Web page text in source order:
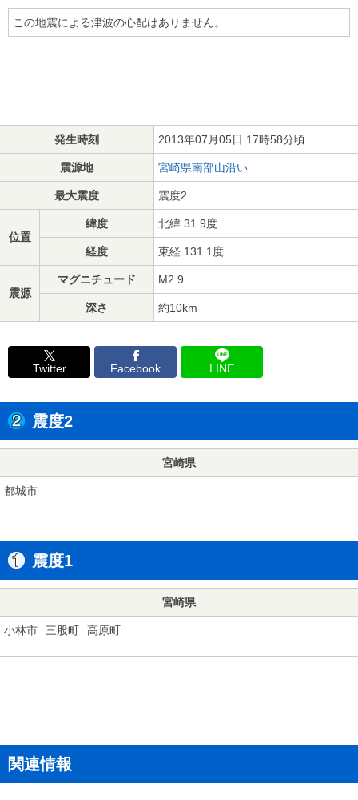
この地震による津波の心配はありません。
発生時刻 2013年07月05日 17時58分頃
震源地 宮崎県南部山沿い
最大震度 震度2
位置
緯度 北緯 31.9度
経度 東経 131.1度
震源
マグニチュード M2.9
深さ 約10km
Twitter Facebook LINE
震度2
宮崎県
都城市
震度1
宮崎県
小林市 三股町 高原町
関連情報